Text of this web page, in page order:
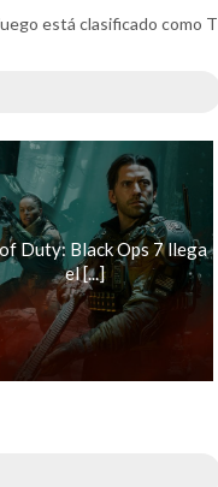
está clasificado como T
Duty: Black Ops 7 llega
el [...]